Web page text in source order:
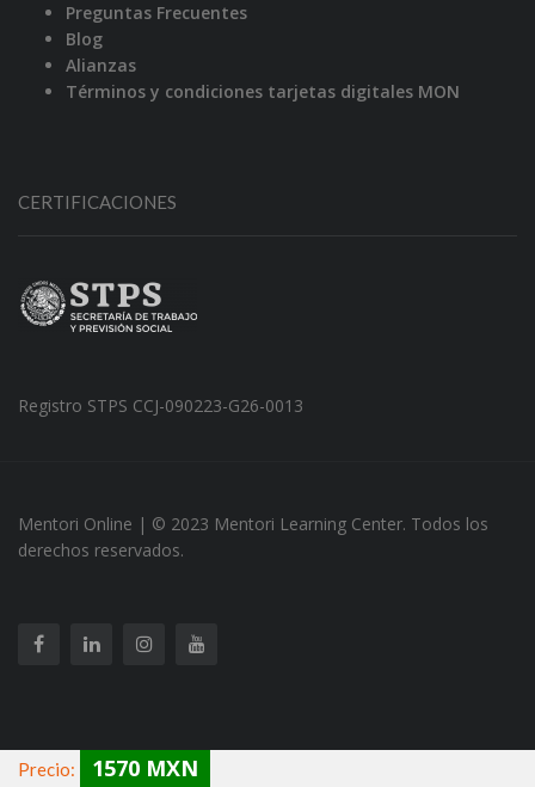
Precio: 1570 MXN
Preguntas Frecuentes
Blog
Alianzas
Términos y condiciones tarjetas digitales MON
CERTIFICACIONES
Registro STPS CCJ-090223-G26-0013
Mentori Online | © 2023 Mentori Learning Center. Todos los
derechos reservados.